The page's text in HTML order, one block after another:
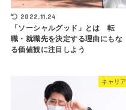
2022.11.24
「ソーシャルグッド」とは 転
職・就職先を決定する理由にもな
る価値観に注目しよう
キャリア